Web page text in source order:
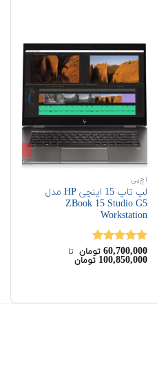
اچ‌پی
لپ تاپ 15 اینچی HP مدل
ZBook 15 Studio G5
Workstation
نمره5.00
از 5
60,700,000 تومان‌ تا ‌
100,850,000 تومان